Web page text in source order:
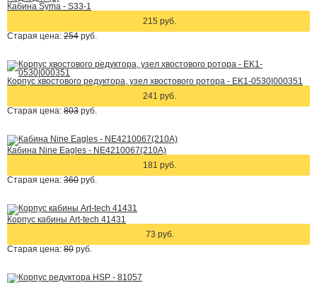
Кабина Syma - S33-1
215 руб.
Старая цена: 254 руб.
Корпус хвостового редуктора, узел хвостового ротора - EK1-0530|000351
241 руб.
Старая цена: 803 руб.
Кабина Nine Eagles - NE4210067(210A)
181 руб.
Старая цена: 360 руб.
Корпус кабины Art-tech 41431
73 руб.
Старая цена: 80 руб.